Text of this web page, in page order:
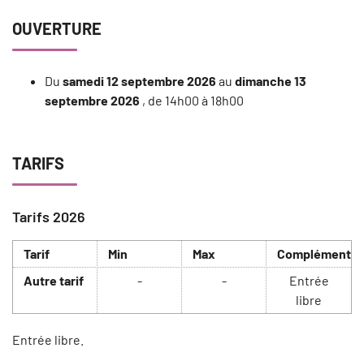
OUVERTURE
Du samedi 12 septembre 2026 au dimanche 13
septembre 2026 , de 14h00 à 18h00
TARIFS
Tarifs 2026
Tarif Min Max
Complément
Autre tarif
- -
Entrée
libre
Entrée libre.